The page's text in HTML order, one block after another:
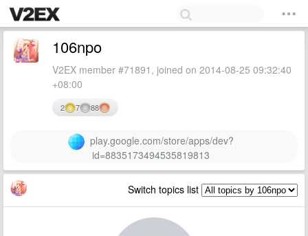
106npo
V2EX member #71891, joined on 2014-08-25 09:32:40
+08:00
2 7 88
play.google.com/store/apps/dev?
id=8835173494535819813
Switch topics list